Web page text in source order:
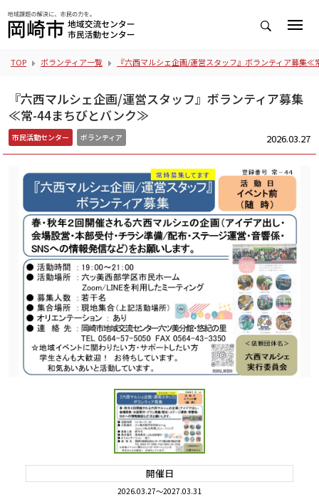
TOP ボランティア一覧 『六西マルシェ企画/運営スタッフ』ボランティア募集
『六西マルシェ企画/運営スタッフ』ボランティア募集
≪常-44まちびとバンク≫
市民活動センター ボランティア 2026.03.27
開催日
2026.03.27～2027.03.31